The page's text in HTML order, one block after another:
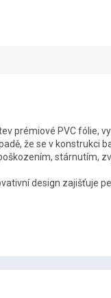
prémiové PVC fólie,
že se v konstrukci
stárnutím,
design zajišťuje